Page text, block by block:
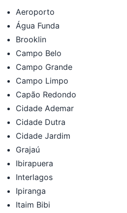
Aeroporto
Água Funda
Brooklin
Campo Belo
Campo Grande
Campo Limpo
Capão Redondo
Cidade Ademar
Cidade Dutra
Cidade Jardim
Grajaú
Ibirapuera
Interlagos
Ipiranga
Itaim Bibi